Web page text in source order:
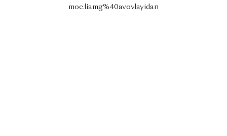
moc.liamg%40avovlayidan